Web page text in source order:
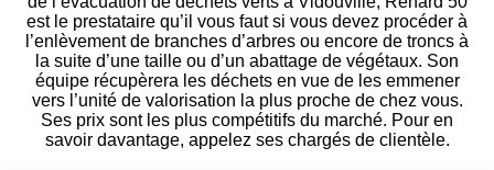
est le prestataire qu’il vous faut si vous devez procéder à
l’enlèvement de branches d’arbres ou encore de troncs à
la suite d’une taille ou d’un abattage de végétaux. Son
équipe récupèrera les déchets en vue de les emmener
vers l’unité de valorisation la plus proche de chez vous.
Ses prix sont les plus compétitifs du marché. Pour en
savoir davantage, appelez ses chargés de clientèle.